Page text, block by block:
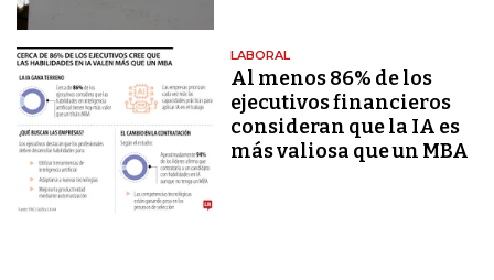
LABORAL
Al menos 86% de los
ejecutivos financieros
consideran que la IA es
más valiosa que un MBA